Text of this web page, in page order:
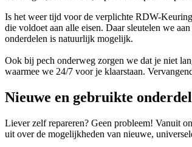
Is het weer tijd voor de verplichte RDW-
die voldoet aan alle eisen. Daar sleutelen we
onderdelen is natuurlijk mogelijk.
Ook bij pech onderweg zorgen we dat je niet
waarmee we 24/7 voor je klaarstaan.
Nieuwe en gebruikte
Liever zelf repareren? Geen probleem! Vanuit
uit over de mogelijkheden van nieuwe,